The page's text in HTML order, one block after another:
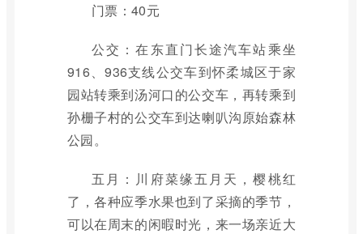
门票：40元
公交：在东直门长途汽车站乘坐
916、936支线公交车到怀柔城区于家
园站转乘到汤河口的公交车，再转乘到
孙栅子村的公交车到达喇叭沟原始森林
公园。
五月：川府菜缘五月天，樱桃红
了，各种应季水果也到了采摘的季节，
可以在周末的闲暇时光，来一场亲近大